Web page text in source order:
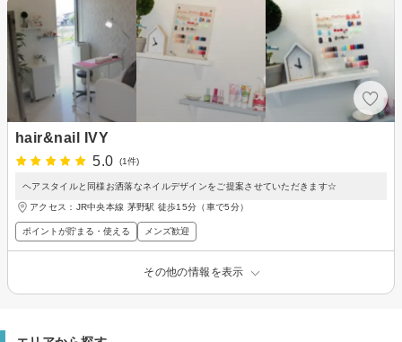
hair&nail IVY
5.0
(1件)
ヘアスタイルと同様お洒落なネイルデザインをご提案させていただきます☆
アクセス：JR中央本線 茅野駅 徒歩15分（車で5分）
ポイントが貯まる・使える メンズ歓迎
その他の情報を表示